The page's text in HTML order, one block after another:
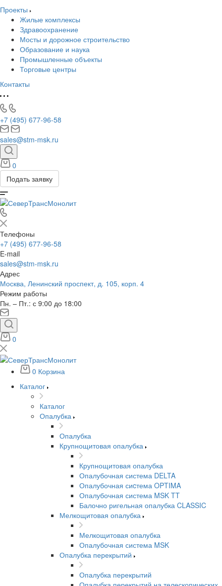
Проекты
Жилые комплексы
Здравоохранение
Мосты и дорожное строительство
Образование и наука
Промышленные объекты
Торговые центры
Контакты
+7 (495) 677-96-58
sales@stm-msk.ru
0
Подать заявку
Телефоны
+7 (495) 677-96-58
E-mail
sales@stm-msk.ru
Адрес
Москва, Ленинский проспект, д. 105, корп. 4
Режим работы
Пн. – Пт.: с 9:00 до 18:00
0
0 Корзина
Каталог
Каталог
Опалубка
Опалубка
Крупнощитовая опалубка
Крупнощитовая опалубка
Опалубочная система DELTA
Опалубочная сиcтема OPTIMA
Опалубочная система MSK TT
Балочно ригельная опалубка CLASSIC
Мелкощитовая опалубка
Мелкощитовая опалубка
Опалубочная система MSK
Опалубка перекрытий
Опалубка перекрытий